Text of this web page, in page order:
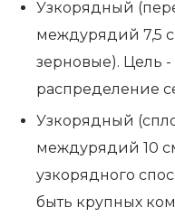
Узкорядный
междурядий 7,5
зерновые). Цель
распределение
Узкорядный
междурядий 10
узкорядного
быть крупных